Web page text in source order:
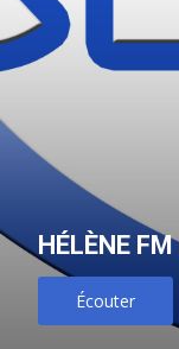
HÉLÈNE
Écouter